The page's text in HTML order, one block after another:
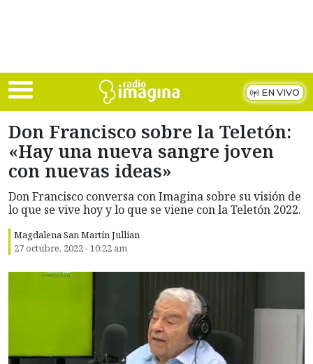
EN VIVO
Don Francisco sobre la Teletón:
«Hay una nueva sangre joven
con nuevas ideas»
Don Francisco conversa con Imagina sobre su visión de
lo que se vive hoy y lo que se viene con la Teletón 2022.
Magdalena San Martín Jullian
27 octubre, 2022 - 10:22 am